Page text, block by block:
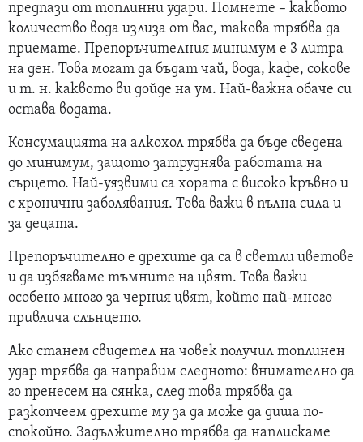
предпази от топлинни удари. Помнете – каквото
количество вода излиза от вас, такова трябва да
приемате. Препоръчителния минимум е 3 литра
на ден. Това могат да бъдат чай, вода, кафе, сокове
и т. н. каквото ви дойде на ум. Най-важна обаче си
остава водата.
Консумацията на алкохол трябва да бъде сведена
до минимум, защото затруднява работата на
сърцето. Най-уязвими са хората с високо кръвно и
с хронични заболявания. Това важи в пълна сила и
за децата.
Препоръчително е дрехите да са в светли цветове
и да избягваме тъмните на цвят. Това важи
особено много за черния цвят, който най-много
привлича слънцето.
Ако станем свидетел на човек получил топлинен
удар трябва да направим следното: внимателно да
го пренесем на сянка, след това трябва да
разкопчеем дрехите му за да може да диша по-
спокойно. Задължително трябва да наплискаме